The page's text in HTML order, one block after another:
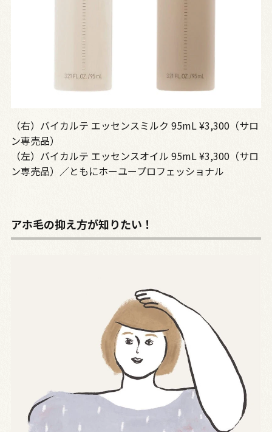
（右）バイカルテ エッセンスミルク 95mL ¥3,300（サロ
ン専売品）
（左）バイカルテ エッセンスオイル 95mL ¥3,300（サロ
ン専売品）／ともにホーユープロフェッショナル
アホ毛の抑え方が知りたい！